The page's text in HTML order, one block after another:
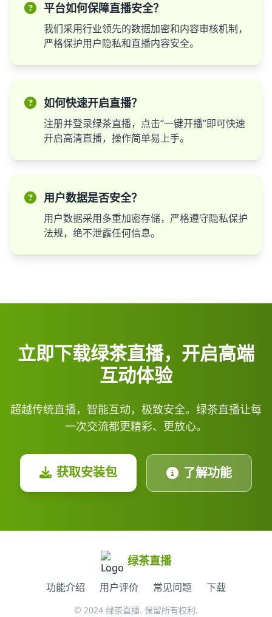
平台如何保障直播安全？
我们采用行业领先的数据加密和内容审核机制，
严格保护用户隐私和直播内容安全。
如何快速开启直播？
注册并登录绿茶直播，点击“一键开播”即可快速
开启高清直播，操作简单易上手。
用户数据是否安全？
用户数据采用多重加密存储，严格遵守隐私保护
法规，绝不泄露任何信息。
立即下载绿茶直播，开启高端
互动体验
超越传统直播，智能互动，极致安全。绿茶直播让每
一次交流都更精彩、更放心。
获取安装包 了解功能
绿茶直播
功能介绍 用户评价 常见问题 下载
© 2024 绿茶直播. 保留所有权利.